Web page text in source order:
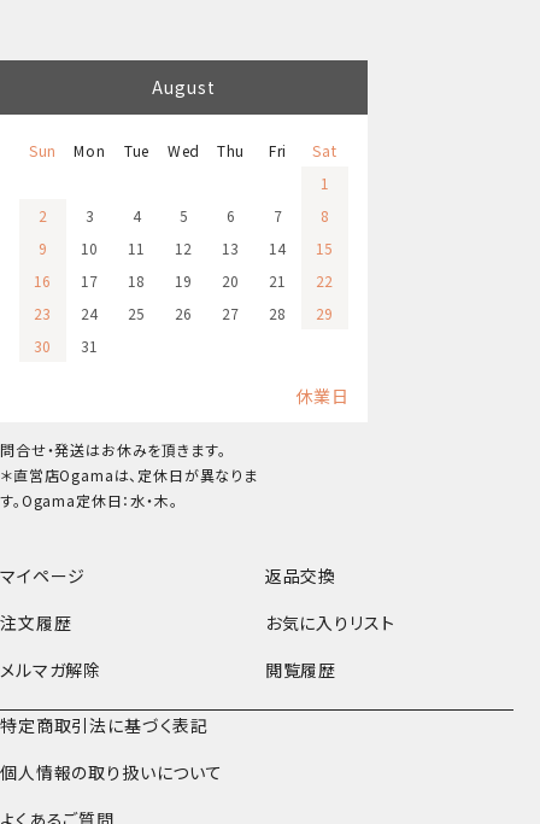
マイページ
返品交換
注文履歴
お気に入りリスト
メルマガ解除
閲覧履歴
特定商取引法に基づく表記
個人情報の取り扱いについて
よくあるご質問
August
Sun Mon Tue Wed Thu Fri
Sat
1
2
3 4 5 6 7
8
9
10 11 12 13 14
15
16
17 18 19 20 21
22
23
24 25 26 27 28
29
30
31
休業日
問合せ・発送はお休みを頂きます。
＊直営店Ogamaは、定休日が異なりま
す。Ogama定休日：水・木。